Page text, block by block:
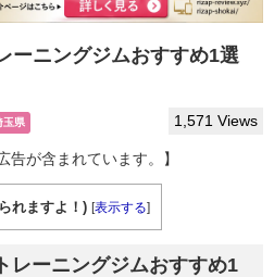
ーニングジムおすすめ1選
玉県 1,571 Views
告が含まれています。】
れますよ！) [表示する]
レーニングジムおすすめ1